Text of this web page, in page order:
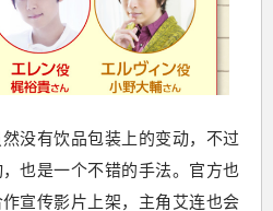
没有饮品包装上的变动，不过
也是一个不错的手法。官方也
宣传影片上架，主角艾连也会